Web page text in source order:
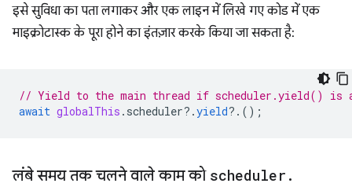
इसे सुविधा का पता लगाकर और एक लाइन में लिखे गए कोड में एक
माइक्रोटास्क के पूरा होने का इंतज़ार करके किया जा सकता है:
// Yield to the main thread if scheduler.yield() is
await globalThis . scheduler? .yield? .();
लंबे समय तक चलने वाले काम को scheduler .